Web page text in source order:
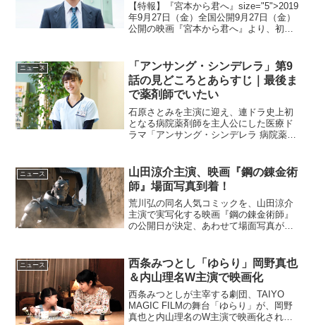
【特報】『宮本から君へ』size="5">2019
年9月27日（金）全国公開9月27日（金）
公開の映画『宮本から君へ』より、初映
の七転八倒の記録を描いた人気コミック
を、...
ニュース
「アンサング・シンデレラ」第9
話の見どころとあらすじ｜最後ま
で薬剤師でいたい
石原さとみを主演に迎え、連ドラ史上初
となる病院薬剤師を主人公にした医療ド
ラマ「アンサング・シンデレラ 病院薬剤
（田中圭）が出す答えに注目したい。命
のタイムリミット...
ニュース
山田涼介主演、映画『鋼の錬金術
師』場面写真到着！
荒川弘の同名人気コミックを、山田涼介
主演で実写化する映画『鋼の錬金術師』
の公開日が決定、あわせて場面写真が解
度会いたいという想いから兄エド(山田涼
介)と弟アルは、ついに...
ニュース
西条みつとし「ゆらり」岡野真也
＆内山理名W主演で映画化
西条みつとしが主宰する劇団、TAIYO
MAGIC FILMの舞台「ゆらり」が、岡野
真也と内山理名のW主演で映画化される